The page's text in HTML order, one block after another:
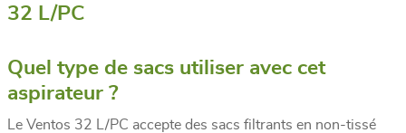
32 L/PC
Quel type de sacs utiliser avec cet
aspirateur ?
Le Ventos 32 L/PC accepte des sacs filtrants en non-tissé